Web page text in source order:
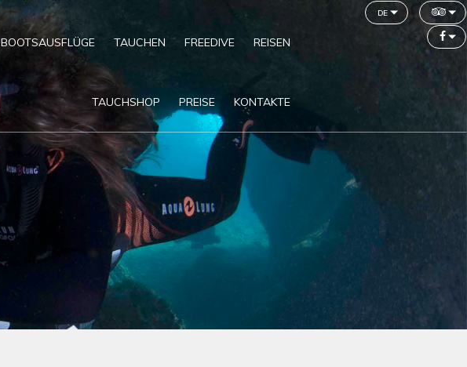
BOOTSAUSFLÜGE TAUCHEN FREEDIVE REISEN
TAUCHSHOP PREISE KONTAKTE
de